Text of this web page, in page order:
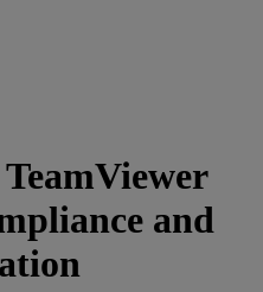
and